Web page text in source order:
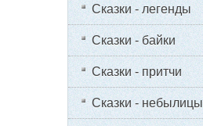
Сказки - легенды
Сказки - байки
Сказки - притчи
Сказки - небылицы